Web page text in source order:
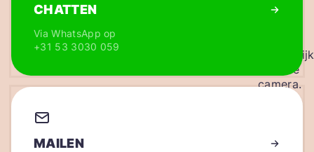
CHATTEN
Via WhatsApp op
+31 53 3030 059
MAILEN